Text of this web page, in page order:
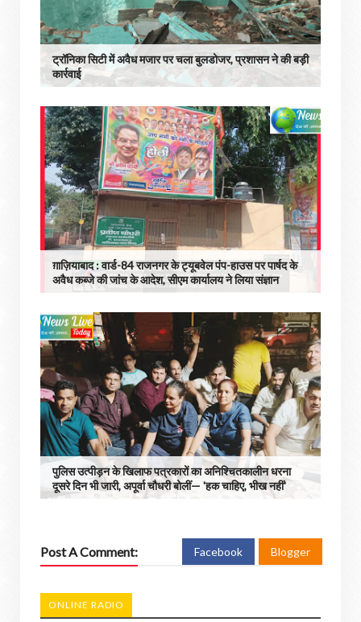
ट्रॉनिका सिटी में अवैध मजार पर चला बुलडोजर, प्रशासन ने की बड़ी
कार्रवाई
ग़ाज़ियाबाद : वार्ड-84 राजनगर के ट्यूबवेल पंप-हाउस पर पार्षद के
अवैध कब्जे की जांच के आदेश, सीएम कार्यालय ने लिया संज्ञान
पुलिस उत्पीड़न के खिलाफ पत्रकारों का अनिश्चितकालीन धरना
दूसरे दिन भी जारी, अपूर्वा चौधरी बोलीं— 'हक चाहिए, भीख नहीं'
Post A Comment: Facebook Blogger
ONLINE RADIO